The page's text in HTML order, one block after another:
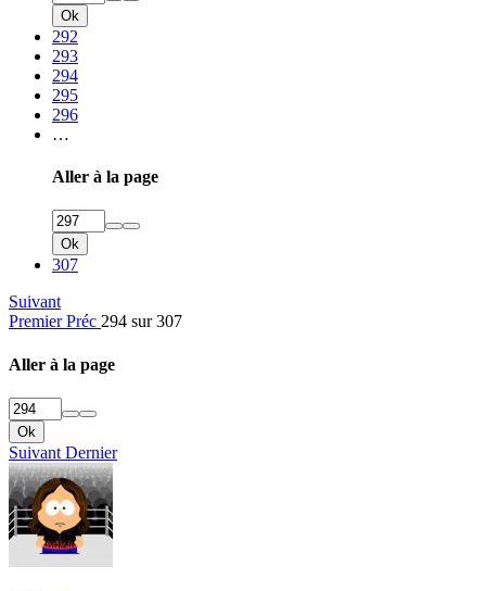
Ok
292
293
294
295
296
…
Aller à la page
Ok
307
Suivant
Premier Préc 294 sur 307
Aller à la page
Ok
Suivant Dernier